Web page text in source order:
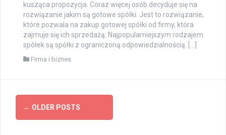
kusząca propozycja. Coraz więcej osób decyduje się na
rozwiązanie jakim są gotowe spółki. Jest to rozwiązanie,
które pozwala na zakup gotowej spółki od firmy, która
zajmuje się ich sprzedażą. Najpopularniejszym rodzajem
spółek są spółki z ograniczoną odpowiedzialnością. […]
Firma i biznes
Posts
navigation
← OLDER POSTS